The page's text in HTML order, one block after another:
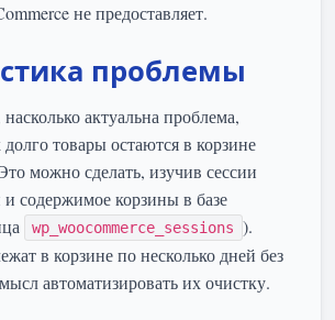
не предоставляет.
проблемы
актуальна проблема,
долго товары остаются в корзине
можно сделать, изучив сессии
и содержимое корзины в базе
wp_woocommerce_sessions ).
в корзине по несколько дней без
автоматизировать их очистку.